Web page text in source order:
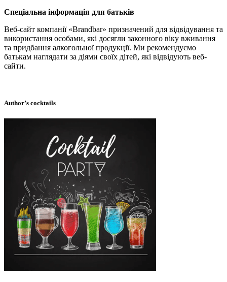
Спеціальна інформація для батьків
Веб-сайт компанії «Brandbar» призначений для відвідування та
використання особами, які досягли законного віку вживання
та придбання алкогольної продукції. Ми рекомендуємо
батькам наглядати за діями своїх дітей, які відвідують веб-
сайти.
Author’s cocktails